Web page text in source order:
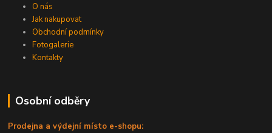
O nás
Jak nakupovat
Obchodní podmínky
Fotogalerie
Kontakty
Osobní odběry
Prodejna a výdejní místo e-shopu: